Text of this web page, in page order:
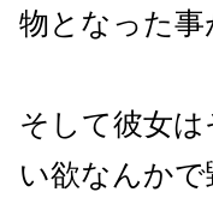
物となった事
そして彼女
い欲なんか